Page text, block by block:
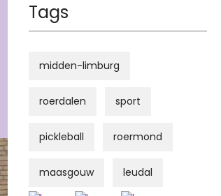
Tags
midden-limburg
roerdalen sport
pickleball roermond
maasgouw leudal